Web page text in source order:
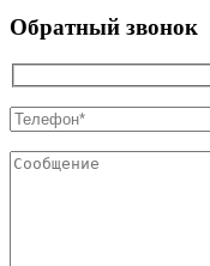
Обратный звонок